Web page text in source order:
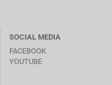
SOCIAL MEDIA
FACEBOOK
YOUTUBE